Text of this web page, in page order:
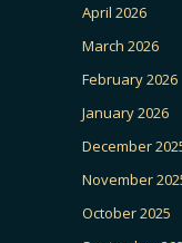
April 2026
March 2026
February 2026
January 2026
December
November
October 2025